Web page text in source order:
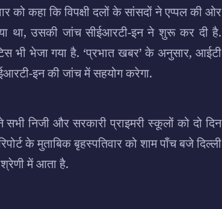
को कहा कि विपक्षी दलों के सांसदों ने एप्पल की ओर
था, उसकी जांच सीईआरटी-इन ने शुरू कर दी है.
भी भेजा गया है. ‘प्रभात खबर’ के अनुसार, आईटी
इन की जांच में सहयोग करेगा.
निजी और सरकारी प्राइमरी स्कूलों को दो दिन
के मुताबिक बृहस्पतिवार को शाम पाँच बजे दिल्ली
में आता है.